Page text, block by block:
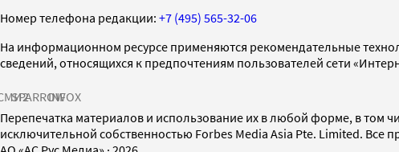
Номер телефона редакции: +7 (495) 565-32-06
На информационном ресурсе применяются рекомендательные
сведений, относящихся к предпочтениям пользователей сети
SPARROWINFOX
Перепечатка материалов и использование их в любой форме, в том
исключительной собственностью Forbes Media Asia Pte. Limited. Все